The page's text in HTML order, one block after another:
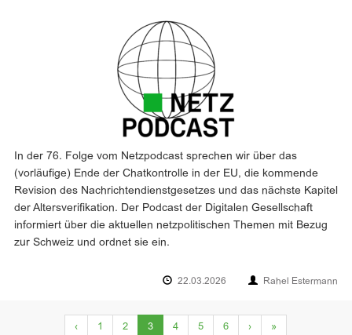
In der 76. Folge vom Netzpodcast sprechen wir über das
(vorläufige) Ende der Chatkontrolle in der EU, die kommende
Revision des Nachrichtendienstgesetzes und das nächste Kapitel
der Altersverifikation. Der Podcast der Digitalen Gesellschaft
informiert über die aktuellen netzpolitischen Themen mit Bezug
zur Schweiz und ordnet sie ein.
22.03.2026 Rahel Estermann
‹ 1 2 3(current)
4 5 6 › »